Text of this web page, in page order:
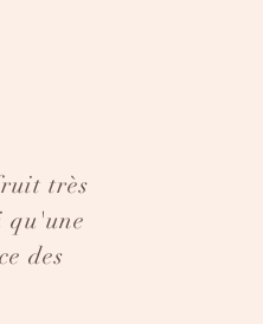
très
qu'une
des